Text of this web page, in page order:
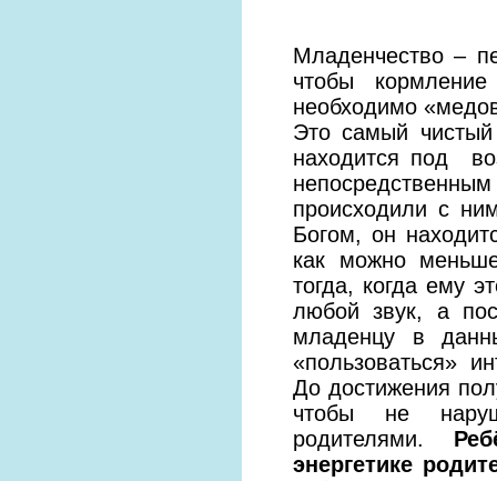
Младенчество –
чтобы
необходимо
Это самый
находится под
происходили с
Богом, он
как можно
тогда, когда ему
любой звук, а
младенцу в
«пользоваться»
До достижения
чтобы не
родителями.
энергетике